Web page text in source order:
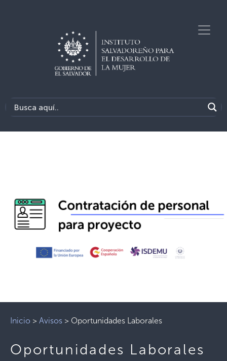
Inicio > Avisos > Oportunidades Laborales
Oportunidades Laborales